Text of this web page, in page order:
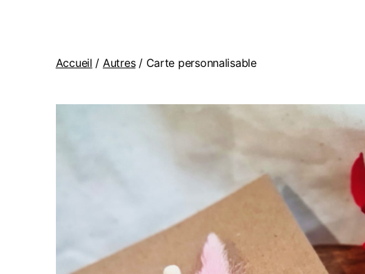
Accueil / Autres/ Carte personnalisable